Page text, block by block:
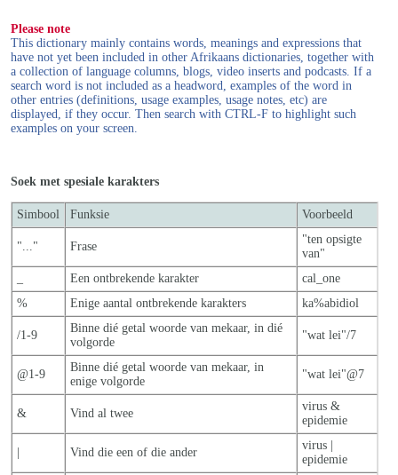
Please note
This dictionary mainly contains words, meanings and expressions that
have not yet been included in other Afrikaans dictionaries, together with
a collection of language columns, blogs, video inserts and podcasts. If a
search word is not included as a headword, examples of the word in
other entries (definitions, usage examples, usage notes, etc) are
displayed, if they occur. Then search with CTRL-F to highlight such
examples on your screen.
Soek met spesiale karakters
Simbool Funksie Voorbeeld
"..." Frase
"ten opsigte
van"
Een ontbrekende karakter
cal_one
%
Enige aantal ontbrekende karakters ka%abidiol
/1-9
Binne dié getal woorde van mekaar, in dié
volgorde
"wat lei"/7
@1-9
Binne dié getal woorde van mekaar, in
enige volgorde
"wat lei"@7
& Vind al twee
virus &
epidemie
Vind die een of die ander
virus |
epidemie